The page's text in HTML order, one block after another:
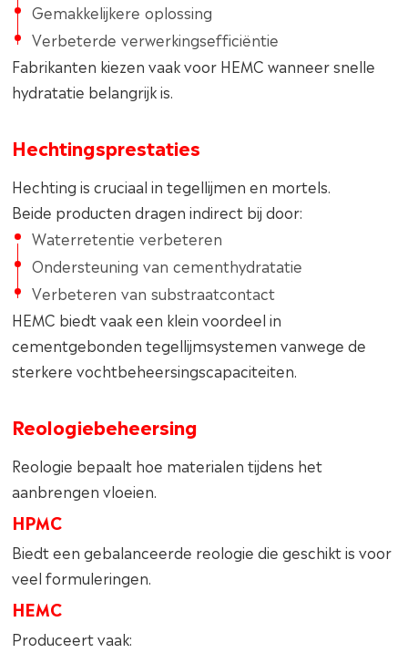
Gemakkelijkere oplossing
Verbeterde verwerkingsefficiëntie
Fabrikanten kiezen vaak voor HEMC wanneer snelle
hydratatie belangrijk is.
Hechtingsprestaties
Hechting is cruciaal in tegellijmen en mortels.
Beide producten dragen indirect bij door:
Waterretentie verbeteren
Ondersteuning van cementhydratatie
Verbeteren van substraatcontact
HEMC biedt vaak een klein voordeel in
cementgebonden tegellijmsystemen vanwege de
sterkere vochtbeheersingscapaciteiten.
Reologiebeheersing
Reologie bepaalt hoe materialen tijdens het
aanbrengen vloeien.
HPMC
Biedt een gebalanceerde reologie die geschikt is voor
veel formuleringen.
HEMC
Produceert vaak: